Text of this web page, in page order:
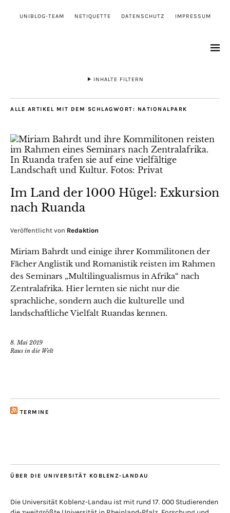
UNIBLOG-TEAM NETIQUETTE DATENSCHUTZ IMPRESSUM
INHALTE FILTERN
ALLE ARTIKEL MIT DEM SCHLAGWORT: NATIONALPARK
Im Land der 1000 Hügel: Exkursion
nach Ruanda
Veröffentlicht von Redaktion
Miriam Bahrdt und einige ihrer Kommilitonen der
Fächer Anglistik und Romanistik reisten im Rahmen
des Seminars „Multilingualismus in Afrika“ nach
Zentralafrika. Hier lernten sie nicht nur die
sprachliche, sondern auch die kulturelle und
landschaftliche Vielfalt Ruandas kennen.
8. Mai 2019
Raus in die Welt
TERMINE
ÜBER DIE UNIVERSITÄT KOBLENZ-LANDAU
Die Universität Koblenz-Landau ist mit rund 17. 000 Studierenden